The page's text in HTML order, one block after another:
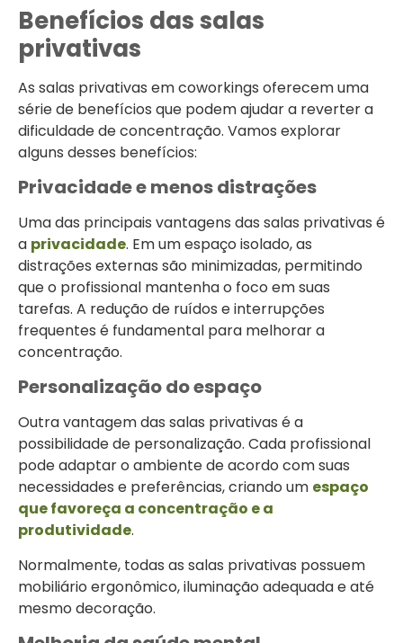
Benefícios das salas
privativas
As salas privativas em coworkings oferecem uma
série de benefícios que podem ajudar a reverter a
dificuldade de concentração. Vamos explorar
alguns desses benefícios:
Privacidade e menos distrações
Uma das principais vantagens das salas privativas é
a privacidade. Em um espaço isolado, as
distrações externas são minimizadas, permitindo
que o profissional mantenha o foco em suas
tarefas. A redução de ruídos e interrupções
frequentes é fundamental para melhorar a
concentração.
Personalização do espaço
Outra vantagem das salas privativas é a
possibilidade de personalização. Cada profissional
pode adaptar o ambiente de acordo com suas
necessidades e preferências, criando um espaço
que favoreça a concentração e a
produtividade.
Normalmente, todas as salas privativas possuem
mobiliário ergonômico, iluminação adequada e até
mesmo decoração.